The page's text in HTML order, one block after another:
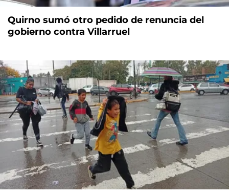
Quirno sumó otro pedido de renuncia del
gobierno contra Villarruel